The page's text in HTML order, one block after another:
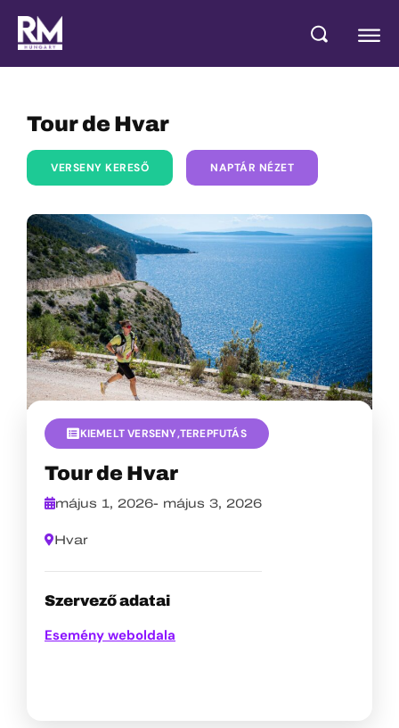
Tour de Hvar
VERSENY KERESŐ NAPTÁR NÉZET
KIEMELT VERSENY ,TEREPFUTÁS
Tour de Hvar
május 1, 2026- május 3, 2026
Hvar
Szervező adatai
Esemény weboldala